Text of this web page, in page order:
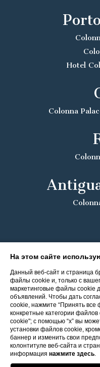
Hotel
Colonna
На этом сайте
Данный веб-сайт и страница
файлы cookie и, только с
маркетинговые файлы cookie
объявлений. Чтобы дать
cookie, нажмите “Принять
конкретные категории
cookie"; с помощью “x” вы
установки файлов cookie,
баннер и изменить свои
колонтитуле веб-сайта и
информация нажмите здесь.